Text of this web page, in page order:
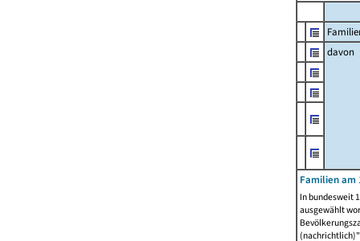
davon
Familien am
In bundesweit
ausgewählt